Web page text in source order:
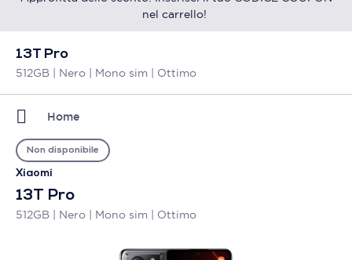
nel carrello!
13T Pro
512GB | Nero | Mono sim | Ottimo
Home
Xiaomi
13T Pro
512GB | Nero | Mono sim | Ottimo
Non disponibile